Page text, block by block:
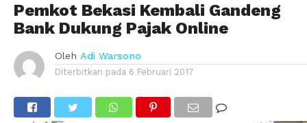
Pemkot Bekasi Kembali Gandeng
Bank Dukung Pajak Online
Oleh Adi Warsono
Diterbitkan pada 6 Februari 2017